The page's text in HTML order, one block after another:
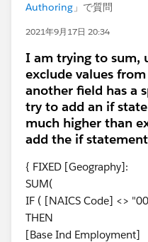
Authoring 」で質問
2021年9月17日 20:34
I am trying to sum,
exclude values
another field has a
try to add an if
much higher than
add the if
{ FIXED [Geography]:
SUM(
IF ( [NAICS Code] <>
THEN
[Base Ind Employment]